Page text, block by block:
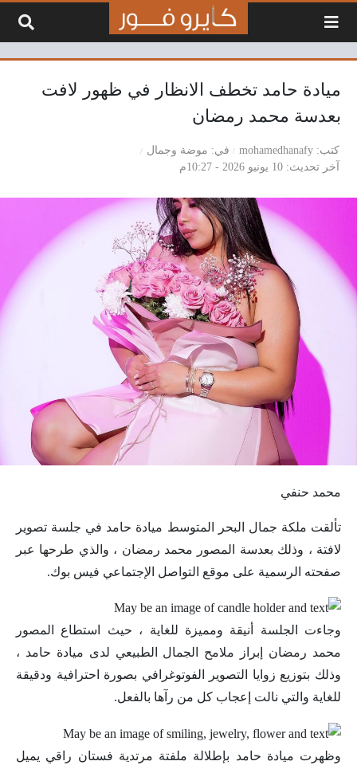
ميادة حامد تخطف الانظار في ظهور لافت
بعدسة محمد رمضان
كتب mohamedhanafy في
موضة وجمال
آخر تحديث 10 يونيو 2026 - 10:27م
محمد حنفي
تألقت ملكة جمال البحر المتوسط ميادة حامد في جلسة تصوير
لافتة ، وذلك بعدسة المصور محمد رمضان ، والذي طرحها عبر
صفحته الرسمية على موقع التواصل الإجتماعي فيس بوك.
وجاءت الجلسة أنيقة ومميزة للغاية ، حيث استطاع المصور
محمد رمضان إبراز ملامح الجمال الطبيعي لدى ميادة حامد ،
وذلك بتوزيع زوايا التصوير الفوتوغرافي بصورة احترافية ودقيقة
للغاية والتي نالت إعجاب كل من رآها بالفعل.
وظهرت ميادة حامد بإطلالة ملفتة مرتدية فستان راقي يميل